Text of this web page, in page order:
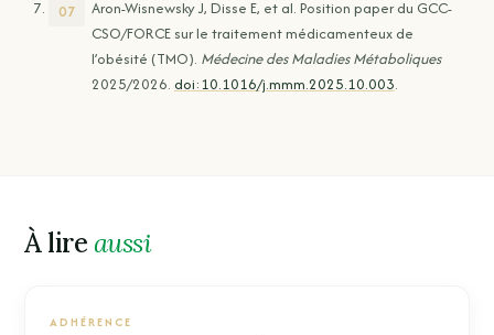
Aron-Wisnewsky J, Disse E, et al. Position paper du GCC-
CSO/FORCE sur le traitement médicamenteux de
l’obésité (TMO). Médecine des Maladies Métaboliques
2025/2026. doi:10.1016/j.mmm.2025.10.003.
À lire aussi
ADHÉRENCE